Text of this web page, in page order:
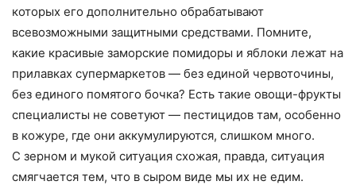
которых его дополнительно обрабатывают
всевозможными защитными средствами. Помните,
какие красивые заморские помидоры и яблоки лежат на
прилавках супермаркетов — без единой червоточины,
без единого помятого бочка? Есть такие овощи-фрукты
специалисты не советуют — пестицидов там, особенно
в кожуре, где они аккумулируются, слишком много.
С зерном и мукой ситуация схожая, правда, ситуация
смягчается тем, что в сыром виде мы их не едим.